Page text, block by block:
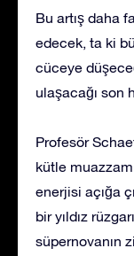
Bu artış daha
edecek, ta ki
cüceye
ulaşacağı son
Profesör
kütle
enerjisi açığa
bir yıldız
süpernovanın